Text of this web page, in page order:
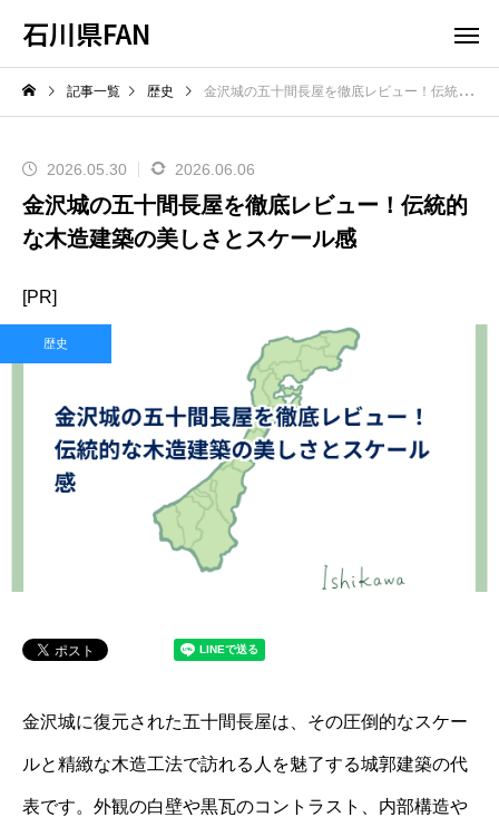
石川県FAN
記事一覧 歴史 金沢城の五十間長屋を徹底レビュー！伝統的な木造建築の美しさとスケール感
2026.05.30 2026.06.06
金沢城の五十間長屋を徹底レビュー！伝統的
な木造建築の美しさとスケール感
[PR]
歴史
金沢城に復元された五十間長屋は、その圧倒的なスケー
ルと精緻な木造工法で訪れる人を魅了する城郭建築の代
表です。外観の白壁や黒瓦のコントラスト、内部構造や